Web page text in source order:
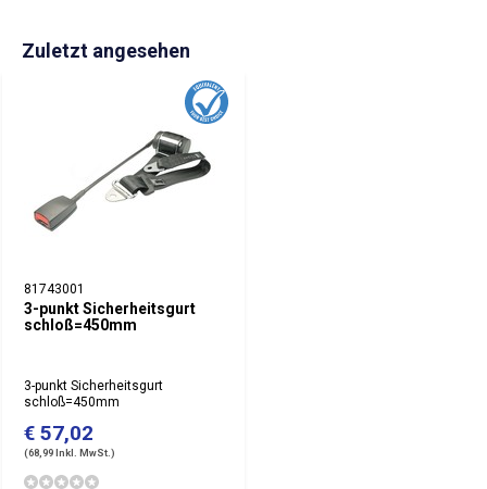
Zuletzt angesehen
81743001
3-punkt Sicherheitsgurt
schloß=450mm
3-punkt Sicherheitsgurt
schloß=450mm
€ 57,02
(68,99 Inkl. MwSt.)